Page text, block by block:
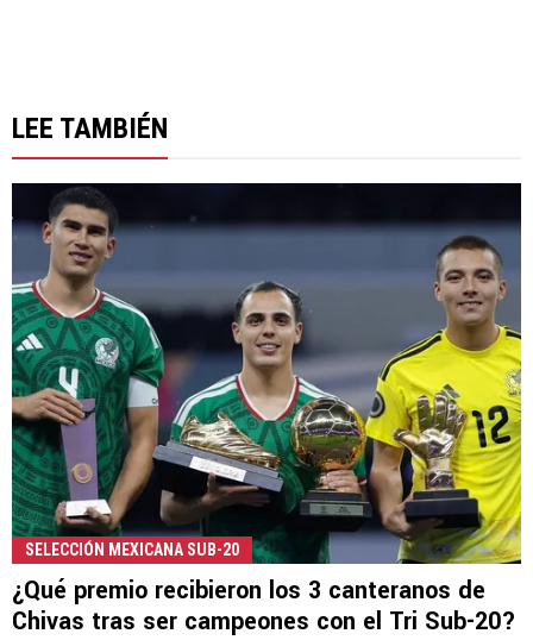
LEE TAMBIÉN
SELECCIÓN MEXICANA SUB-20
¿Qué premio recibieron los 3 canteranos de
Chivas tras ser campeones con el Tri Sub-20?